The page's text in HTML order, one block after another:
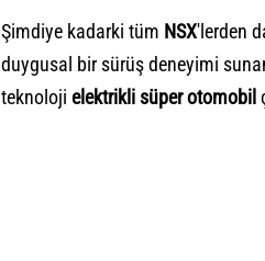
Şimdiye kadarki tüm NSX'lerden
duygusal bir sürüş deneyimi
teknoloji elektrikli süper otomobil